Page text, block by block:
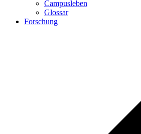
Campusleben
Glossar
Forschung